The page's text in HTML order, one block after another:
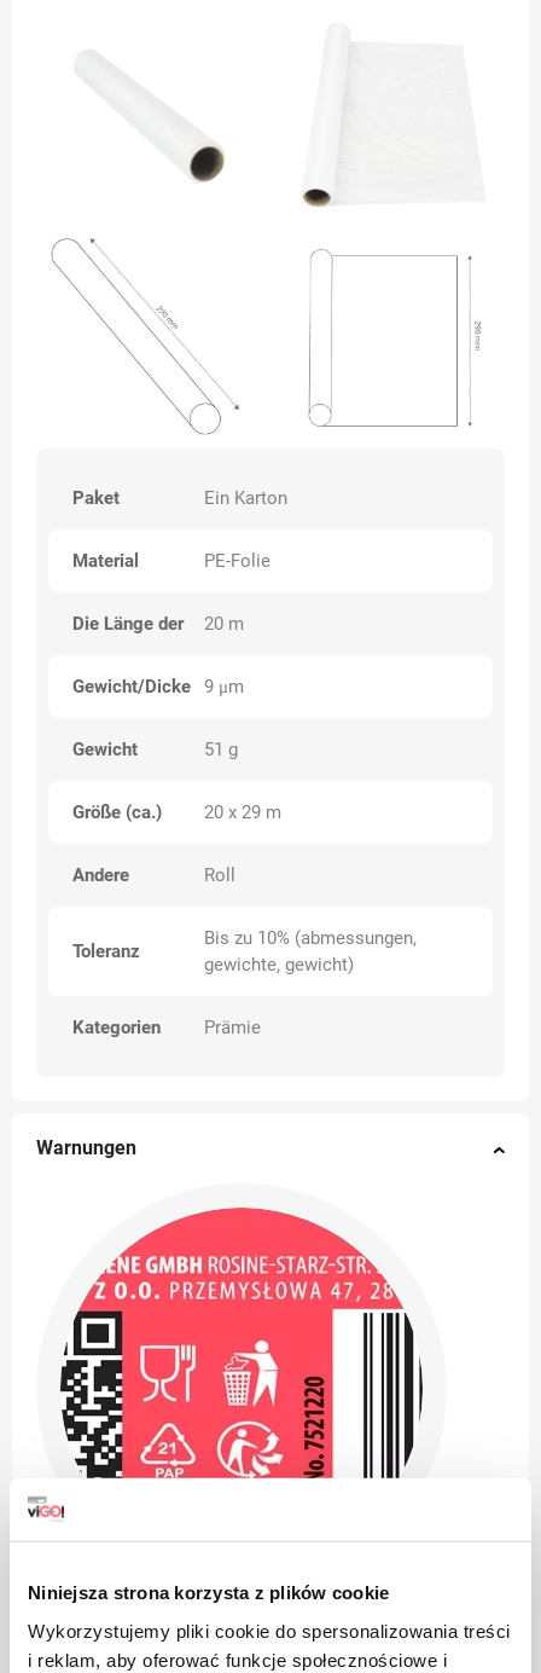
Niniejsza strona korzysta z plików cookie
Wykorzystujemy pliki cookie do spersonalizowania treści
i reklam, aby oferować funkcje społecznościowe i
Paket Ein Karton
Material PE-Folie
Die Länge der 20 m
Gewicht/Dicke 9 μm
Gewicht 51 g
Größe (ca.) 20 x 29 m
Andere Roll
Toleranz
Bis zu 10% (abmessungen,
gewichte, gewicht)
Kategorien Prämie
Warnungen